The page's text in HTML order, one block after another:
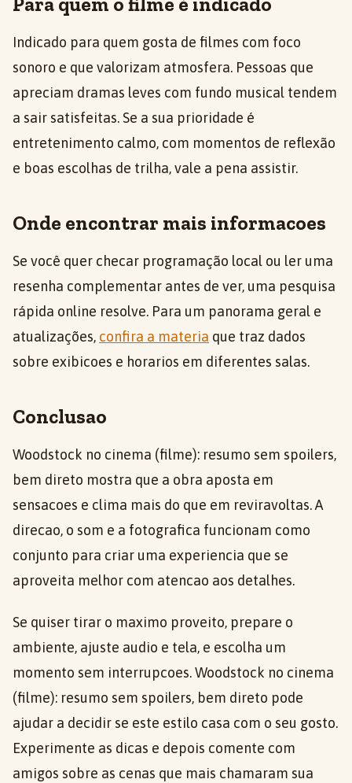
Indicado para quem gosta de filmes com foco
sonoro e que valorizam atmosfera. Pessoas que
apreciam dramas leves com fundo musical tendem
a sair satisfeitas. Se a sua prioridade é
entretenimento calmo, com momentos de reflexão
e boas escolhas de trilha, vale a pena assistir.
Onde encontrar mais informacoes
Se você quer checar programação local ou ler uma
resenha complementar antes de ver, uma pesquisa
rápida online resolve. Para um panorama geral e
atualizações, confira a materia que traz dados
sobre exibicoes e horarios em diferentes salas.
Conclusao
Woodstock no cinema (filme): resumo sem spoilers,
bem direto mostra que a obra aposta em
sensacoes e clima mais do que em reviravoltas. A
direcao, o som e a fotografica funcionam como
conjunto para criar uma experiencia que se
aproveita melhor com atencao aos detalhes.
Se quiser tirar o maximo proveito, prepare o
ambiente, ajuste audio e tela, e escolha um
momento sem interrupcoes. Woodstock no cinema
(filme): resumo sem spoilers, bem direto pode
ajudar a decidir se este estilo casa com o seu gosto.
Experimente as dicas e depois comente com
amigos sobre as cenas que mais chamaram sua